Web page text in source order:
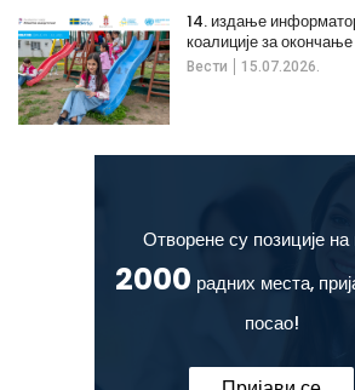
Вести 15.07.2026.
14. издање
коалиције за
Отворене су позиције на
2000 радних места,
посао!